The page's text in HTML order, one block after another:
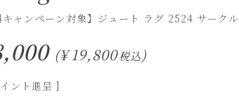
キャンペーン対象】ジュート ラグ 2524 サークル
¥19,800税込
ント進呈 ]